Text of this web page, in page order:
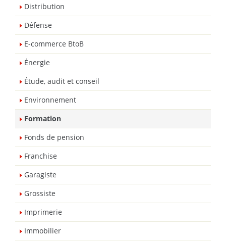
Distribution
Défense
E-commerce BtoB
Énergie
Étude, audit et conseil
Environnement
Formation
Fonds de pension
Franchise
Garagiste
Grossiste
Imprimerie
Immobilier